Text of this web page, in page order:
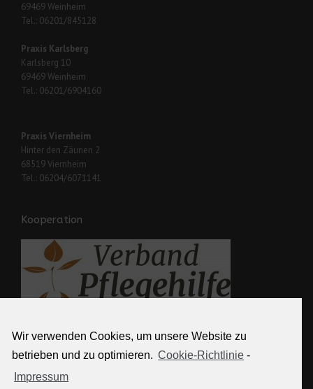
Wir verwenden Cookies, um unsere Website zu
betrieben und zu optimieren. Cookie-Richtlinie -
Impressum
69469 Weinheim
Tel.: 06201/845128
Praxis Karlsberg
Karlsberg 10
69469 Weinheim
Tel.: 06201/6904160
Praxis Viernheim
Hinter den Zäunen 2
68519 Viernheim
Tel.: 06204/6071141
Kooperation
Weitere Links
Kontakt